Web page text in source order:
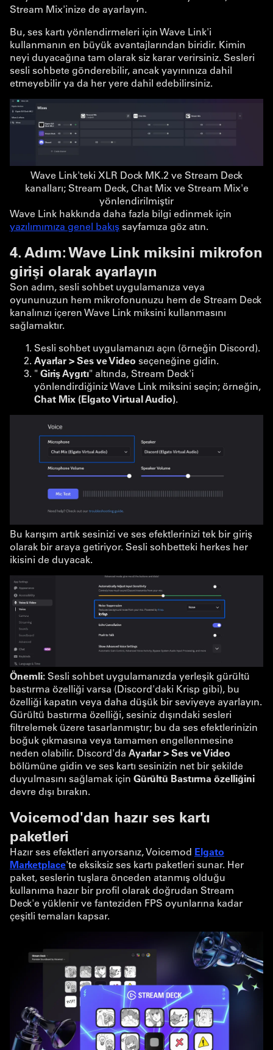
Stream Mix'inize de ayarlayın.
Bu, ses kartı yönlendirmeleri için Wave Link'i
kullanmanın en büyük avantajlarından biridir. Kimin
neyi duyacağına tam olarak siz karar verirsiniz. Sesleri
sesli sohbete gönderebilir, ancak yayınınıza dahil
etmeyebilir ya da her yere dahil edebilirsiniz.
Wave Link'teki XLR Dock MK.2 ve Stream Deck
kanalları; Stream Deck, Chat Mix ve Stream Mix'e
yönlendirilmiştir
Wave Link hakkında daha fazla bilgi edinmek için
yazılımımıza genel bakışsayfamıza göz atın.
4. Adım: Wave Link miksini mikrofon
girişi olarak ayarlayın
Son adım, sesli sohbet uygulamanıza veya
oyununuzun hem mikrofonunuzu hem de Stream Deck
kanalınızı içeren Wave Link miksini kullanmasını
sağlamaktır.
Sesli sohbet uygulamanızı açın (örneğin Discord).
Ayarlar > Ses ve Video seçeneğine gidin.
"Giriş Aygıtı" altında, Stream Deck'i
yönlendirdiğiniz Wave Link miksini seçin; örneğin,
Chat Mix (Elgato Virtual Audio).
Bu karışım artık sesinizi ve ses efektlerinizi tek bir giriş
olarak bir araya getiriyor. Sesli sohbetteki herkes her
ikisini de duyacak.
Önemli: Sesli sohbet uygulamanızda yerleşik gürültü
bastırma özelliği varsa (Discord'daki Krisp gibi), bu
özelliği kapatın veya daha düşük bir seviyeye ayarlayın.
Gürültü bastırma özelliği, sesiniz dışındaki sesleri
filtrelemek üzere tasarlanmıştır; bu da ses efektlerinizin
boğuk çıkmasına veya tamamen engellenmesine
neden olabilir. Discord'da Ayarlar > Ses ve Video
bölümüne gidin ve ses kartı sesinizin net bir şekilde
duyulmasını sağlamak için Gürültü Bastırma özelliğini
devre dışı bırakın.
Voicemod'dan hazır ses kartı
paketleri
Hazır ses efektleri arıyorsanız, Voicemod Elgato
Marketplace'te eksiksiz ses kartı paketleri sunar. Her
paket, seslerin tuşlara önceden atanmış olduğu
kullanıma hazır bir profil olarak doğrudan Stream
Deck'e yüklenir ve fanteziden FPS oyunlarına kadar
çeşitli temaları kapsar.